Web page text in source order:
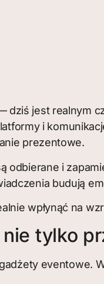
dziś jest realnym
i
prezentowe.
odbierane i
budują
wpłynąć na
tylko
eventowe.